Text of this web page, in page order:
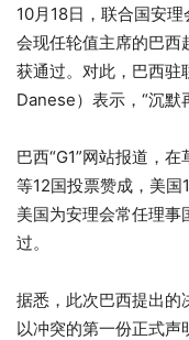
10月18日，联合国安
会现任轮值主席的巴西
获通过。对此，巴西驻
Danese）表示，“沉默
巴西“G1”网站报道，
等12国投票赞成，美
美国为安理会常任理事
过。
据悉，此次巴西提出的
以冲突的第一份正式声